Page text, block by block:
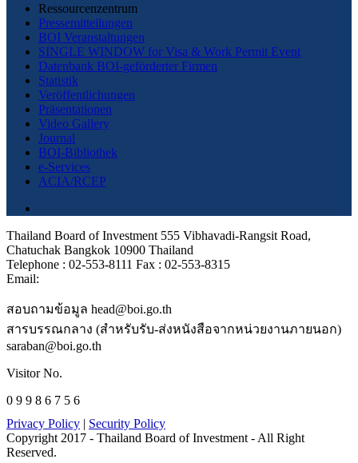
Ressourcenzentrum
Pressemitteilungen
BOI Veranstaltungen
SINGLE WINDOW for Visa & Work Permit Event
Datenbank BOI-geförderter Firmen
Statistik
Veröffentlichungen
Präsentationen
Video Gallery
Journal
BOI-Bibliothek
e-Services
ACIA/RCEP
Thailand Board of Investment 555 Vibhavadi-Rangsit Road,
Chatuchak Bangkok 10900 Thailand
Telephone : 02-553-8111 Fax : 02-553-8315
Email:
สอบถามข้อมูล head@boi.go.th
สารบรรณกลาง (สำหรับรับ-ส่งหนังสือจากหน่วยงานภายนอก)
saraban@boi.go.th
Visitor No.
0 9 9 8 6 7 5 6
Privacy Policy | Security Policy
Copyright 2017 - Thailand Board of Investment - All Right
Reserved.